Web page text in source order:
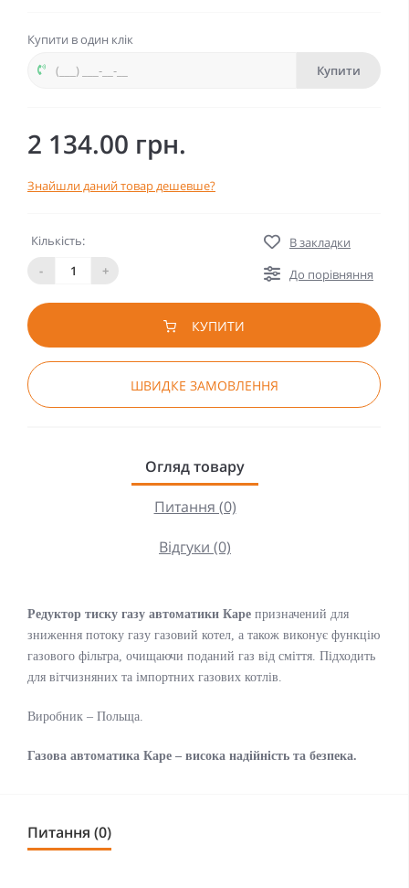
Купити в один клік
Купити
2 134.00 грн.
Знайшли даний товар дешевше?
Кількість:
-
+
В закладки
До порівняння
КУПИТИ
ШВИДКЕ ЗАМОВЛЕННЯ
Огляд товару
Питання (0)
Відгуки (0)
Редуктор тиску газу автоматики Каре призначений для
зниження потоку газу газовий котел, а також виконує функцію
газового фільтра, очищаючи поданий газ від сміття. Підходить
для вітчизняних та імпортних газових котлів.
Виробник – Польща.
Газова автоматика Каре – висока надійність та безпека.
Питання (0)